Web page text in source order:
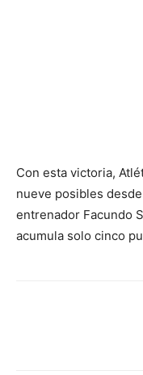
Con esta victoria,
nueve posibles
entrenador Facundo
acumula solo cinco